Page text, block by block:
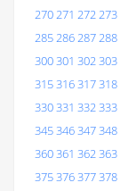
270271 272273
285286287288
300301 302303
315316317318
330331 332333
345346347348
360361 362363
375376377378